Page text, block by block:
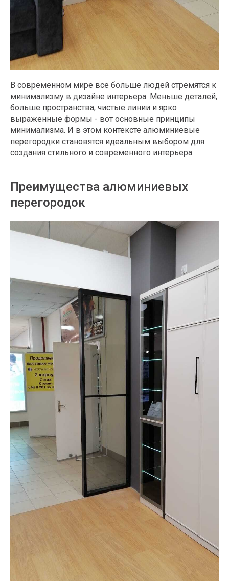
В современном мире все больше людей стремятся к
минимализму в дизайне интерьера. Меньше деталей,
больше пространства, чистые линии и ярко
выраженные формы - вот основные принципы
минимализма. И в этом контексте алюминиевые
перегородки становятся идеальным выбором для
создания стильного и современного интерьера.
Преимущества алюминиевых
перегородок